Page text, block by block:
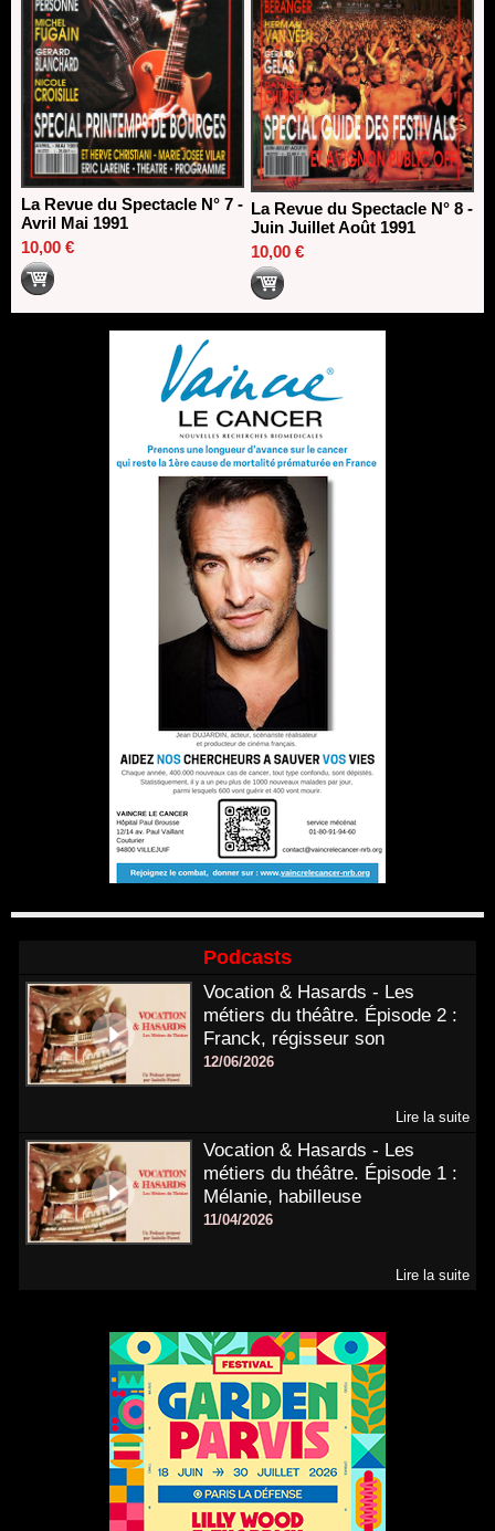
La Revue du Spectacle N° 7 -
Avril Mai 1991
10,00 €
La Revue du Spectacle N° 8 -
Juin Juillet Août 1991
10,00 €
Podcasts
Vocation & Hasards - Les
métiers du théâtre. Épisode 2 :
Franck, régisseur son
12/06/2026
Lire la suite
Vocation & Hasards - Les
métiers du théâtre. Épisode 1 :
Mélanie, habilleuse
11/04/2026
Lire la suite